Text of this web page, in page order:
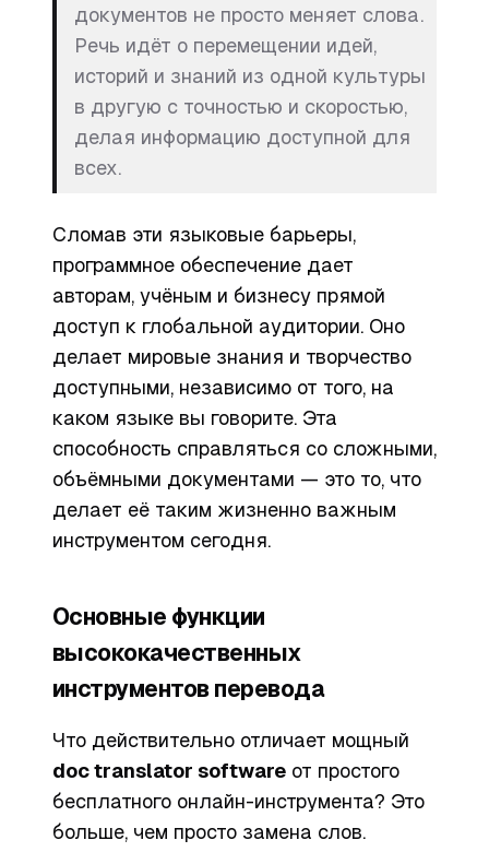
документов не просто меняет слова.
Речь идёт о перемещении идей,
историй и знаний из одной культуры
в другую с точностью и скоростью,
делая информацию доступной для
всех.
Сломав эти языковые барьеры,
программное обеспечение дает
авторам, учёным и бизнесу прямой
доступ к глобальной аудитории. Оно
делает мировые знания и творчество
доступными, независимо от того, на
каком языке вы говорите. Эта
способность справляться со сложными,
объёмными документами — это то, что
делает её таким жизненно важным
инструментом сегодня.
Основные функции
высококачественных
инструментов перевода
Что действительно отличает мощный
doc translator software от простого
бесплатного онлайн-инструмента? Это
больше, чем просто замена слов.